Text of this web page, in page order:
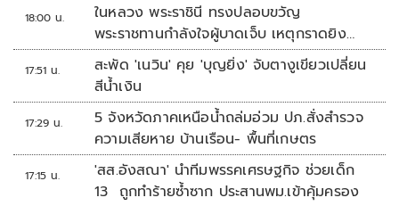
18:00 น.
ในหลวง พระราชินี ทรงปลอบขวัญ
พระราชทานกำลังใจผู้บาดเจ็บ เหตุกราดยิง
รร.เทพศิรินทร์นนทบุรี
17:51 น.
สะพัด 'เนวิน' คุย 'บุญยิ่ง' จับตางูเขียวเปลี่ยน
สีน้ำเงิน
17:29 น.
5 จังหวัดภาคเหนือน้ำถล่มอ่วม ปภ.สั่งสำรวจ
ความเสียหาย บ้านเรือน- พื้นที่เกษตร
17:15 น.
'สส.อังสณา' นำทีมพรรคเศรษฐกิจ ช่วยเด็ก
13 ถูกทำร้ายซ้ำซาก ประสานพม.เข้าคุ้มครอง